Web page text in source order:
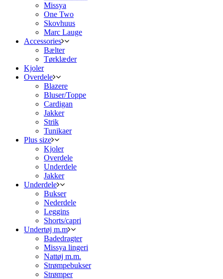
Missya
One Two
Skovhuus
Marc Lauge
Accessories
Bælter
Tørklæder
Kjoler
Overdele
Blazere
Bluser/Toppe
Cardigan
Jakker
Strik
Tunikaer
Plus size
Kjoler
Overdele
Underdele
Jakker
Underdele
Bukser
Nederdele
Leggins
Shorts/capri
Undertøj m.m
Badedragter
Missya lingeri
Nattøj m.m.
Strømpebukser
Strømper